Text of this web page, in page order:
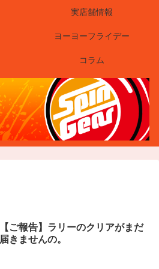
実店舗情報
ヨーヨーフライデー
コラム
【ご報告】ラリーのクリアがまだ
届きませんの。